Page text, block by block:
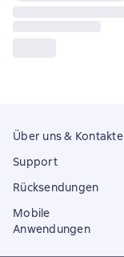
Über uns & Kontakte
Support
Rücksendungen
Mobile
Anwendungen